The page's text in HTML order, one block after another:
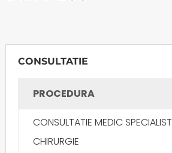
CONSULTATIE
PROCEDURA
CONSULTATIE MEDIC SPECIALIST
CHIRURGIE